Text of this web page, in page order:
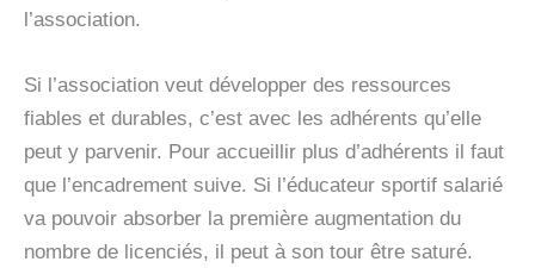
l’association.
Si l’association veut développer des ressources
fiables et durables, c’est avec les adhérents qu’elle
peut y parvenir. Pour accueillir plus d’adhérents il faut
que l’encadrement suive. Si l’éducateur sportif salarié
va pouvoir absorber la première augmentation du
nombre de licenciés, il peut à son tour être saturé.